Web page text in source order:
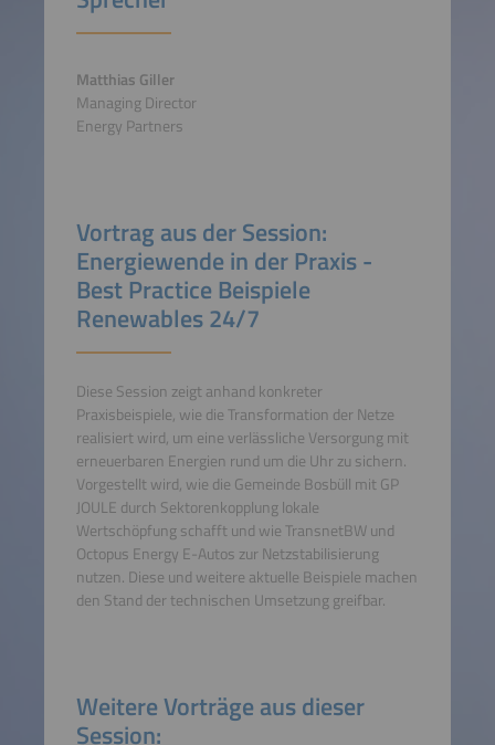
Matthias Giller
Managing Director
Energy Partners
Vortrag aus der Session:
Energiewende in der Praxis -
Best Practice Beispiele
Renewables 24/7
Diese Session zeigt anhand konkreter
Praxisbeispiele, wie die Transformation der Netze
realisiert wird, um eine verlässliche Versorgung mit
erneuerbaren Energien rund um die Uhr zu sichern.
Vorgestellt wird, wie die Gemeinde Bosbüll mit GP
JOULE durch Sektorenkopplung lokale
Wertschöpfung schafft und wie TransnetBW und
Octopus Energy E-Autos zur Netzstabilisierung
nutzen. Diese und weitere aktuelle Beispiele machen
den Stand der technischen Umsetzung greifbar.
Weitere Vorträge aus dieser
Session: